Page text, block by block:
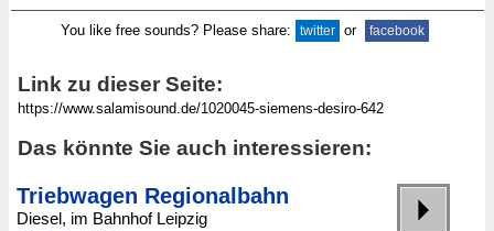
You like free sounds? Please share: twitter or facebook
Link zu dieser Seite:
Das könnte Sie auch interessieren:
Triebwagen Regionalbahn
Diesel, im Bahnhof Leipzig